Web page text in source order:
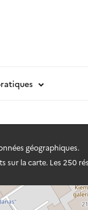
géographiques.
la carte. Les 250